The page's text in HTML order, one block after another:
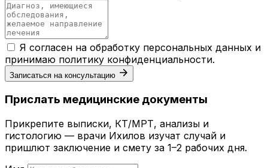
Я согласен на обработку персональных данных и
принимаю политику конфиденциальности.
Записаться на консультацию
Прислать медицинские документы
Прикрепите выписки, КТ/МРТ, анализы и
гистологию — врачи Ихилов изучат случай и
пришлют заключение и смету за 1–2 рабочих дня.